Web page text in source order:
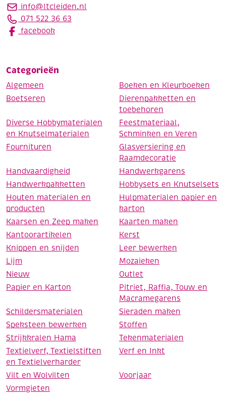
info@ltcleiden.nl
071 522 36 63
facebook
Categorieën
Algemeen
Boeken en Kleurboeken
Boetseren
Dierenpakketten en
toebehoren
Diverse Hobbymaterialen
en Knutselmaterialen
Feestmateriaal,
Schminken en Veren
Fournituren
Glasversiering en
Raamdecoratie
Handvaardigheid
Handwerkgarens
Handwerkpakketten
Hobbysets en Knutselsets
Houten materialen en
producten
Hulpmaterialen papier en
karton
Kaarsen en Zeep maken
Kaarten maken
Kantoorartikelen
Kerst
Knippen en snijden
Leer bewerken
Lijm
Mozaieken
Nieuw
Outlet
Papier en Karton
Pitriet, Raffia, Touw en
Macramegarens
Schildersmaterialen
Sieraden maken
Speksteen bewerken
Stoffen
Strijkkralen Hama
Tekenmaterialen
Textielverf, Textielstiften
en Textielverharder
Verf en Inkt
Vilt en Wolvilten
Voorjaar
Vormgieten